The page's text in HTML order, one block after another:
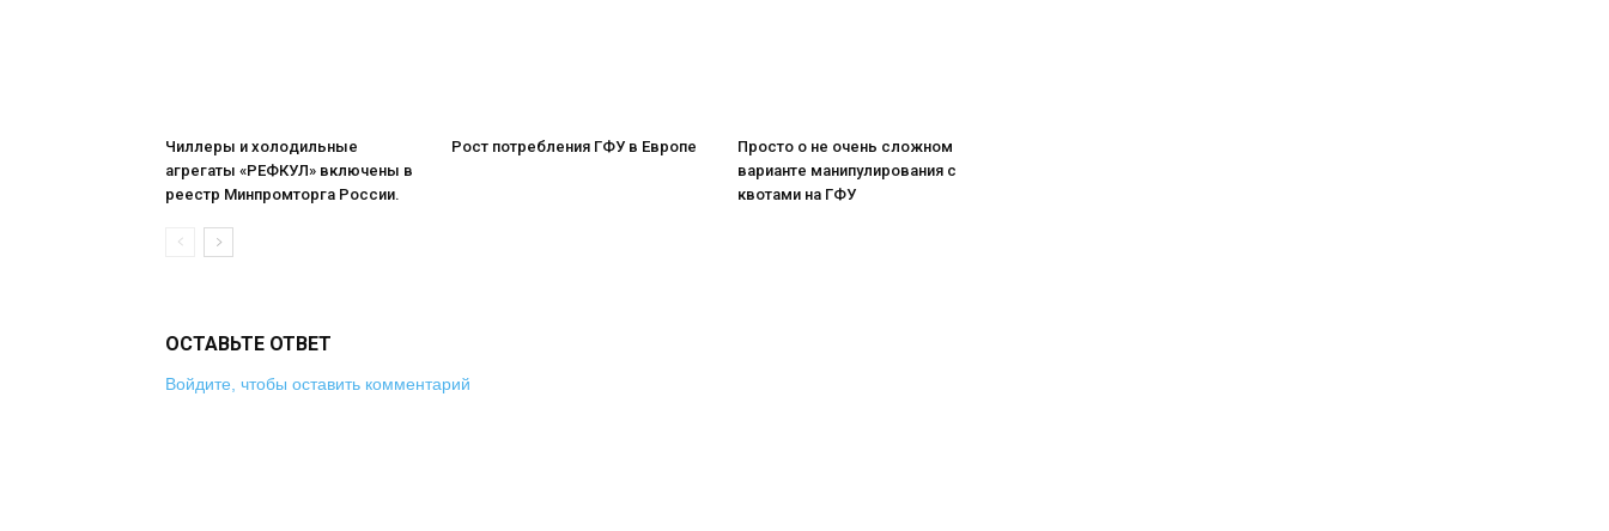
Чиллеры и холодильные
агрегаты «РЕФКУЛ» включены в
реестр Минпромторга России.
Рост потребления ГФУ в Европе
Просто о не очень сложном
варианте манипулирования с
квотами на ГФУ
ОСТАВЬТЕ ОТВЕТ
Войдите, чтобы оставить комментарий